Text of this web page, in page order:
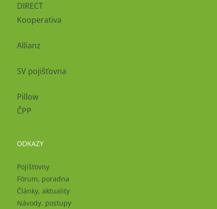
DIRECT
Kooperativa
Allianz
SV pojišťovna
Pillow
ČPP
ODKAZY
Pojišťovny
Fórum, poradna
Články, aktuality
Návody, postupy